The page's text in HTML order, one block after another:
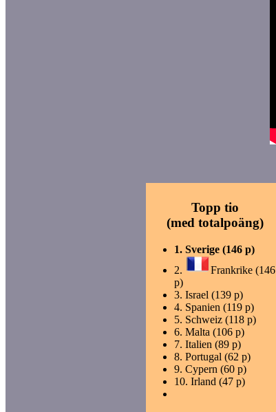
Topp tio
(med totalpoäng)
1. Sverige (146 p)
2.
Frankrike (146
p)
3. Israel (139 p)
4. Spanien (119 p)
5. Schweiz (118 p)
6. Malta (106 p)
7. Italien (89 p)
8. Portugal (62 p)
9. Cypern (60 p)
10. Irland (47 p)